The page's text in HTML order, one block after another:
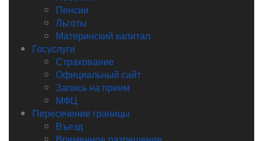
Пенсии
Льготы
Материнский капитал
Госуслуги
Страхование
Официальный сайт
Запись на прием
МФЦ
Пересечение границы
Въезд